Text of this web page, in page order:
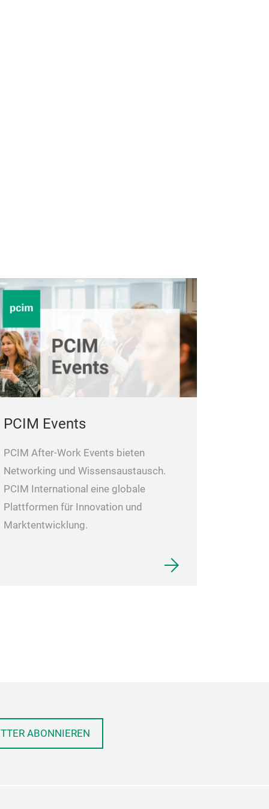
PCIM Events
PCIM After-Work Events bieten
Networking und Wissensaustausch.
PCIM International eine globale
Plattformen für Innovation und
Marktentwicklung.
ABONNIEREN